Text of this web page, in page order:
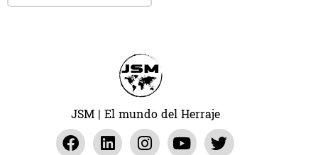
JSM | El mundo del Herraje